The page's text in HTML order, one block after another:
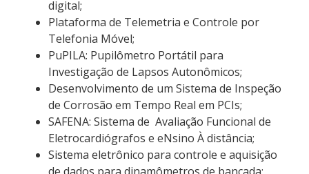
digital;
Plataforma de Telemetria e Controle por
Telefonia Móvel;
PuPILA: Pupilômetro Portátil para
Investigação de Lapsos Autonômicos;
Desenvolvimento de um Sistema de Inspeção
de Corrosão em Tempo Real em PCIs;
SAFENA: Sistema de Avaliação Funcional de
Eletrocardiógrafos e eNsino À distância;
Sistema eletrônico para controle e aquisição